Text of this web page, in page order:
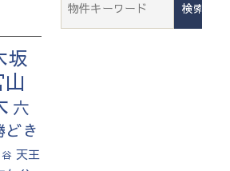
坂
六
どき
天王
索: